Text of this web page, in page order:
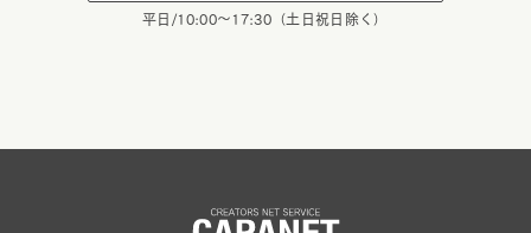
平日/10:00～17:30（土日祝日除く）